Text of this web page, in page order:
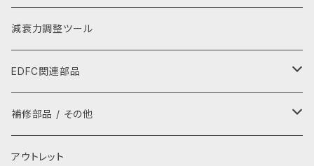
スマホ用品
レイングッズ
ぬいぐるみ
ストラップ
Tシャツ
パーカー
グローブ
キャップ・ハット
ワッペン
タイロッド
ラテラルロッド
減衰力調整ツール
EDFC関連部品
GPSキット
シグナルコンバーター
補修部品 / その他
補修部品
アウトレット